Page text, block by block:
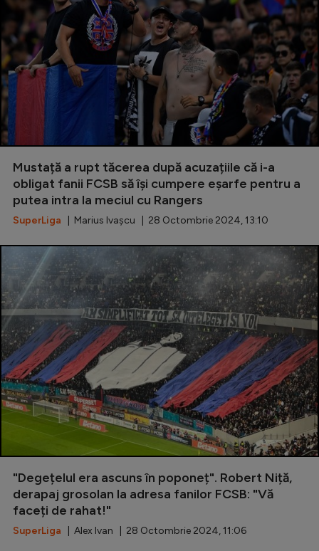
Mustață a rupt tăcerea după acuzațiile că i-a
obligat fanii FCSB să își cumpere eșarfe pentru a
putea intra la meciul cu Rangers
SuperLiga | Marius Ivașcu | 28 Octombrie 2024, 13:10
"Degețelul era ascuns în poponeț". Robert Niță,
derapaj grosolan la adresa fanilor FCSB: "Vă
faceți de rahat!"
SuperLiga | Alex Ivan | 28 Octombrie 2024, 11:06